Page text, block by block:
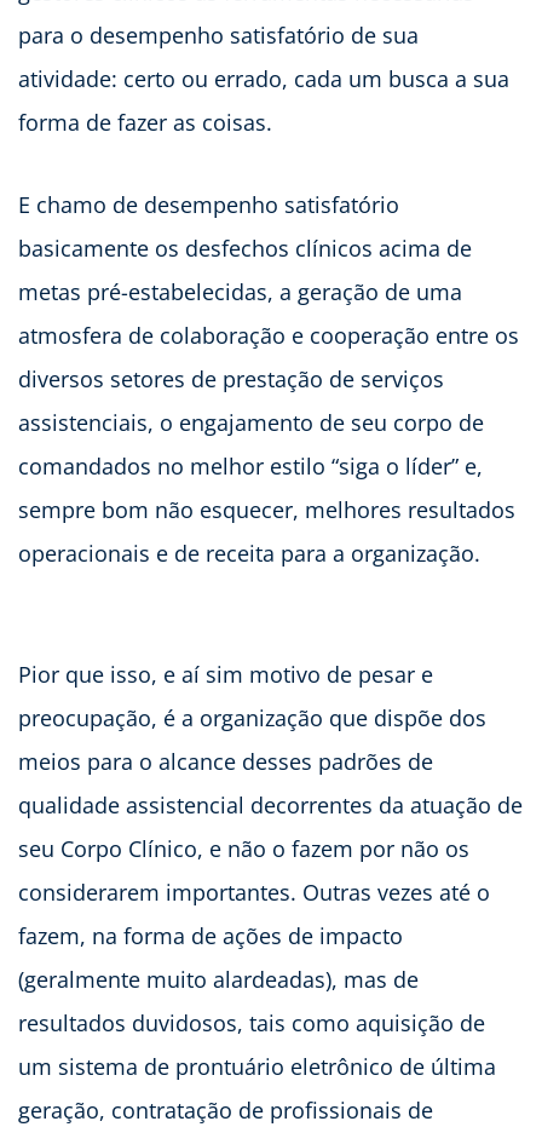
para o desempenho satisfatório de sua
atividade: certo ou errado, cada um busca a sua
forma de fazer as coisas.
E chamo de desempenho satisfatório
basicamente os desfechos clínicos acima de
metas pré-estabelecidas, a geração de uma
atmosfera de colaboração e cooperação entre os
diversos setores de prestação de serviços
assistenciais, o engajamento de seu corpo de
comandados no melhor estilo “siga o líder” e,
sempre bom não esquecer, melhores resultados
operacionais e de receita para a organização.
Pior que isso, e aí sim motivo de pesar e
preocupação, é a organização que dispõe dos
meios para o alcance desses padrões de
qualidade assistencial decorrentes da atuação de
seu Corpo Clínico, e não o fazem por não os
considerarem importantes. Outras vezes até o
fazem, na forma de ações de impacto
(geralmente muito alardeadas), mas de
resultados duvidosos, tais como aquisição de
um sistema de prontuário eletrônico de última
geração, contratação de profissionais de